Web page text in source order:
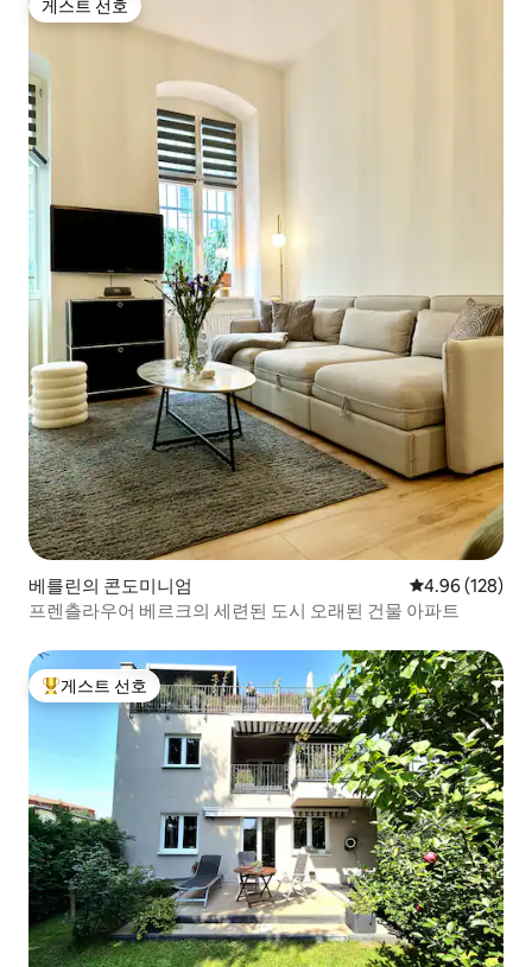
게스트 선호
게스트 선호
베를린의 콘도미니엄 평점 4.96점(5
4.96 (128)
프렌츨라우어 베르크의 세련된 도시 오래된 건물 아파트
상위 게스트 선호
게스트 선호